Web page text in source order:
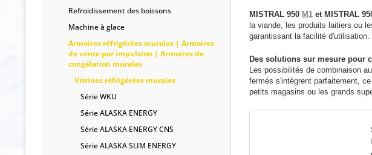
Refroidissement des boissons
Machine à glace
Armoires réfrigérées murales | Armoires
de vente par impulsion | Armoires de
congélation murales
Vitrines réfrigérées murales
Série WKU
Série ALASKA ENERGY
Série ALASKA ENERGY CNS
Série ALASKA SLIM ENERGY
MISTRAL 950 M1 et MISTRAL
la viande, les produits laitiers ou
garantissant la facilité d'utilisation.
Des solutions sur mesure pour
Les possibilités de combinaison
fermés s'intègrent parfaitement,
petits magasins ou les grands